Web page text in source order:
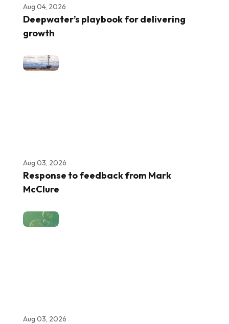
Aug 04, 2026
Deepwater’s playbook for delivering
growth
Aug 03, 2026
Response to feedback from Mark
McClure
Aug 03, 2026